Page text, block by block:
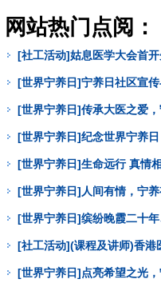
网站热门点阅：
[社工活动]姑息医学大会首
[世界宁养日]宁养日社区宣
[世界宁养日]传承大医之爱
[世界宁养日]纪念世界宁养
[世界宁养日]生命远行 真情
[世界宁养日]人间有情，宁
[世界宁养日]缤纷晚霞二十
[社工活动](课程及讲师)香
[世界宁养日]点亮希望之光